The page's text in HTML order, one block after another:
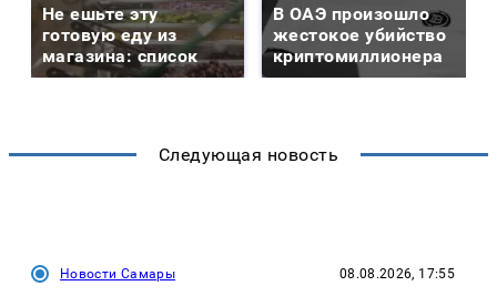
Не ешьте эту
готовую еду из
магазина: список
В ОАЭ произошло
жестокое убийство
криптомиллионера
Следующая новость
Новости Самары 08.08.2026, 17:55